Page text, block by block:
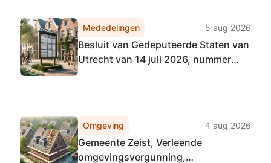
Vervangingsregeling directie
Regulering & Expertise
Omgevingsdienst
Noordzeekanaalgebied
Mededelingen 5 aug 2026
Besluit van Gedeputeerde Staten van
Utrecht van 14 juli 2026, nummer
Omgeving 4 aug 2026
Gemeente Zeist, Verleende
omgevingsvergunning,